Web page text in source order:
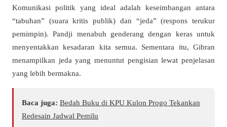
Komunikasi politik yang ideal adalah keseimbangan antara
“tabuhan” (suara kritis publik) dan “jeda” (respons terukur
pemimpin). Pandji menabuh genderang dengan keras untuk
menyentakkan kesadaran kita semua. Sementara itu, Gibran
menampilkan jeda yang menuntut pengisian lewat penjelasan
yang lebih bermakna.
Baca juga: Bedah Buku di KPU Kulon Progo Tekankan
Redesain Jadwal Pemilu